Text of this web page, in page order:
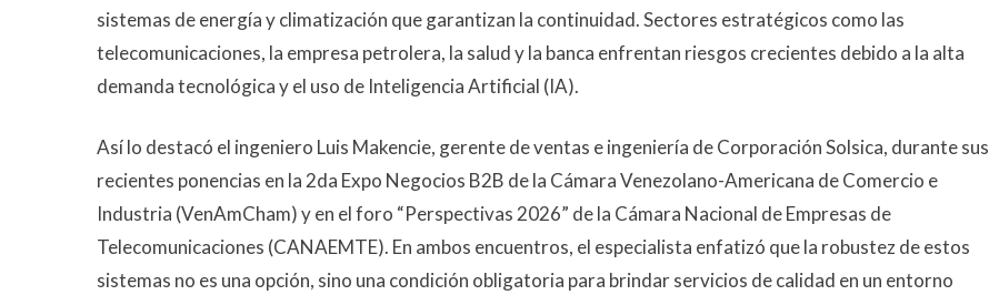
sistemas de energía y climatización que garantizan la continuidad. Sectores estratégicos como las
telecomunicaciones, la empresa petrolera, la salud y la banca enfrentan riesgos crecientes debido a la alta
demanda tecnológica y el uso de Inteligencia Artificial (IA).
Así lo destacó el ingeniero Luis Makencie, gerente de ventas e ingeniería de Corporación Solsica, durante sus
recientes ponencias en la 2da Expo Negocios B2B de la Cámara Venezolano-Americana de Comercio e
Industria (VenAmCham) y en el foro “Perspectivas 2026” de la Cámara Nacional de Empresas de
Telecomunicaciones (CANAEMTE). En ambos encuentros, el especialista enfatizó que la robustez de estos
sistemas no es una opción, sino una condición obligatoria para brindar servicios de calidad en un entorno